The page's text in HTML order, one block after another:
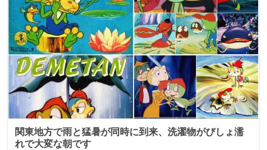
関東地方で雨と猛暑が同時に到来、洗濯物がびしょ濡
れで大変な朝です